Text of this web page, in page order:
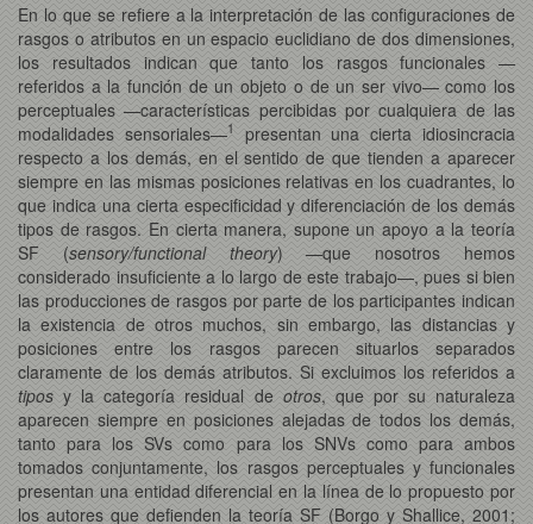
En lo que se refiere a la interpretación de las configuraciones de
rasgos o atributos en un espacio euclidiano de dos dimensiones,
los resultados indican que tanto los rasgos funcionales —
referidos a la función de un objeto o de un ser vivo— como los
perceptuales —características percibidas por cualquiera de las
modalidades sensoriales—1
presentan una cierta idiosincracia
respecto a los demás, en el sentido de que tienden a aparecer
siempre en las mismas posiciones relativas en los cuadrantes, lo
que indica una cierta especificidad y diferenciación de los demás
tipos de rasgos. En cierta manera, supone un apoyo a la teoría
SF (sensory/functional theory) —que nosotros hemos
considerado insuficiente a lo largo de este trabajo—, pues si bien
las producciones de rasgos por parte de los participantes indican
la existencia de otros muchos, sin embargo, las distancias y
posiciones entre los rasgos parecen situarlos separados
claramente de los demás atributos. Si excluimos los referidos a
tiposy la categoría residual de otros, que por su naturaleza
aparecen siempre en posiciones alejadas de todos los demás,
tanto para los SVs como para los SNVs como para ambos
tomados conjuntamente, los rasgos perceptuales y funcionales
presentan una entidad diferencial en la línea de lo propuesto por
los autores que defienden la teoría SF (Borgo y Shallice, 2001;